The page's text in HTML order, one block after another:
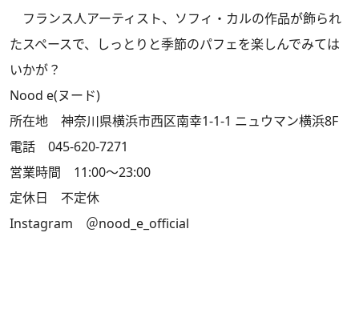
フランス人アーティスト、ソフィ・カルの作品が飾られ
たスペースで、しっとりと季節のパフェを楽しんでみては
いかが？
Nood e(ヌード)
所在地 神奈川県横浜市西区南幸1-1-1 ニュウマン横浜8F
電話 045-620-7271
営業時間 11:00～23:00
定休日 不定休
Instagram ＠nood_e_official